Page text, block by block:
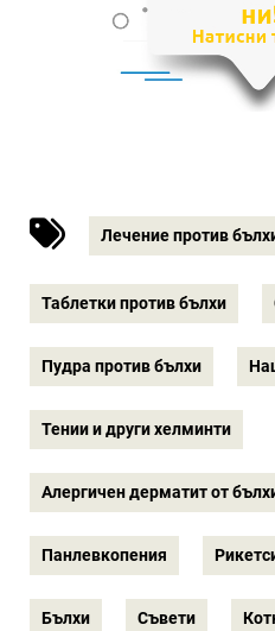
Лечение против
Таблетки против бълхи
Пудра против бълхи
Тении и други хелминти
Алергичен дерматит от
Панлевкопения
Бълхи Съвети